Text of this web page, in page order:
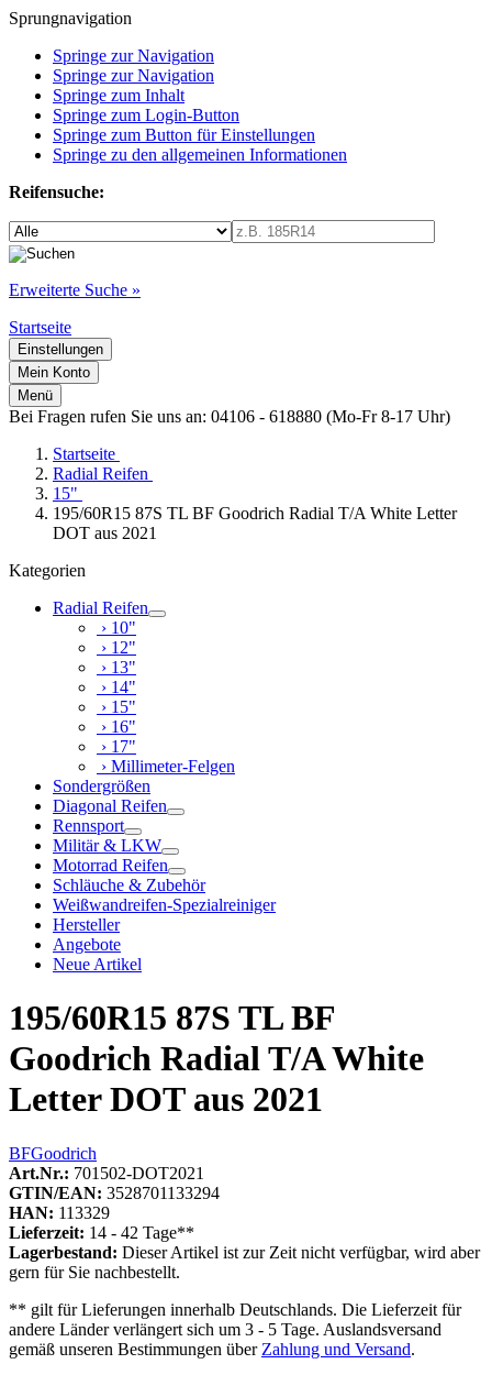
Sprungnavigation
Springe zur Navigation
Springe zur Navigation
Springe zum Inhalt
Springe zum Login-Button
Springe zum Button für Einstellungen
Springe zu den allgemeinen Informationen
Reifensuche:
Erweiterte Suche »
Startseite
Einstellungen
Mein Konto
Menü
Bei Fragen rufen Sie uns an: 04106 - 618880 (Mo-Fr 8-17 Uhr)
Startseite
Radial Reifen
15"
195/60R15 87S TL BF Goodrich Radial T/A White Letter
DOT aus 2021
Kategorien
Radial Reifen
› 10"
› 12"
› 13"
› 14"
› 15"
› 16"
› 17"
› Millimeter-Felgen
Sondergrößen
Diagonal Reifen
Rennsport
Militär & LKW
Motorrad Reifen
Schläuche & Zubehör
Weißwandreifen-Spezialreiniger
Hersteller
Angebote
Neue Artikel
195/60R15 87S TL BF
Goodrich Radial T/A White
Letter DOT aus 2021
BFGoodrich
Art.Nr.: 701502-DOT2021
GTIN/EAN: 3528701133294
HAN: 113329
Lieferzeit: 14 - 42 Tage**
Lagerbestand: Dieser Artikel ist zur Zeit nicht verfügbar, wird aber
gern für Sie nachbestellt.
** gilt für Lieferungen innerhalb Deutschlands. Die Lieferzeit für
andere Länder verlängert sich um 3 - 5 Tage. Auslandsversand
gemäß unseren Bestimmungen über Zahlung und Versand.